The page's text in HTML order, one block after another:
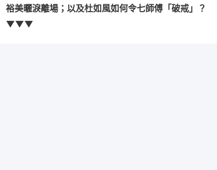
裕美曬淚離場；以及杜如風如何令七師傅「破戒」？
▼▼▼